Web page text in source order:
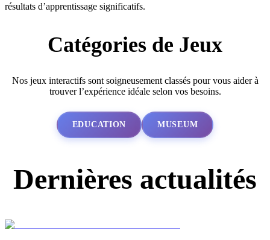
résultats d’apprentissage significatifs.
Catégories de Jeux
Nos jeux interactifs sont soigneusement classés pour vous aider à
trouver l’expérience idéale selon vos besoins.
EDUCATION MUSEUM
Dernières actualités